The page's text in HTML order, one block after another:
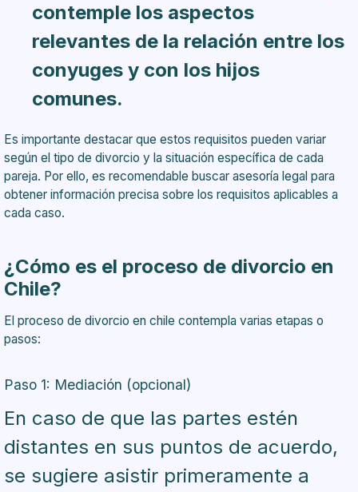
contemple los aspectos
relevantes de la relación entre los
conyuges y con los hijos
comunes.
Es importante destacar que estos requisitos pueden variar
según el tipo de divorcio y la situación específica de cada
pareja. Por ello, es recomendable buscar asesoría legal para
obtener información precisa sobre los requisitos aplicables a
cada caso.
¿Cómo es el proceso de divorcio en
Chile?
Elproceso de divorcio en chile contempla varias etapas o
pasos:
Paso 1: Mediación (opcional)
En caso de que las partes estén
distantes en sus puntos de acuerdo,
se sugiere asistir primeramente a